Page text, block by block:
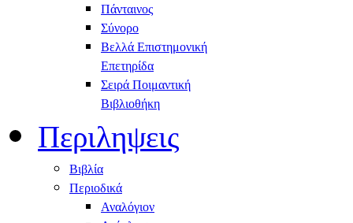
Πάνταινος
Σύνορο
Βελλά Επιστημονική
Επετηρίδα
Σειρά Ποιμαντική
Βιβλιοθήκη
Περιληψεις
Βιβλία
Περιοδικά
Αναλόγιον